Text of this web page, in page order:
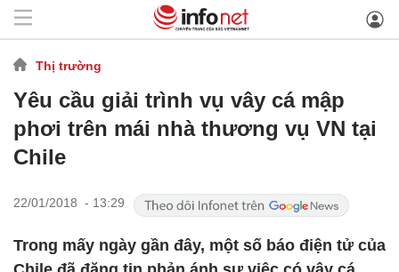
Thị trường
Yêu cầu giải trình vụ vây cá mập
phơi trên mái nhà thương vụ VN tại
Chile
22/01/2018 - 13:29
Trong mấy ngày gần đây, một số báo điện tử của